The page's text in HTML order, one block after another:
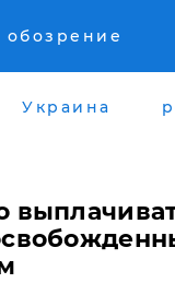
обозрение
Украина